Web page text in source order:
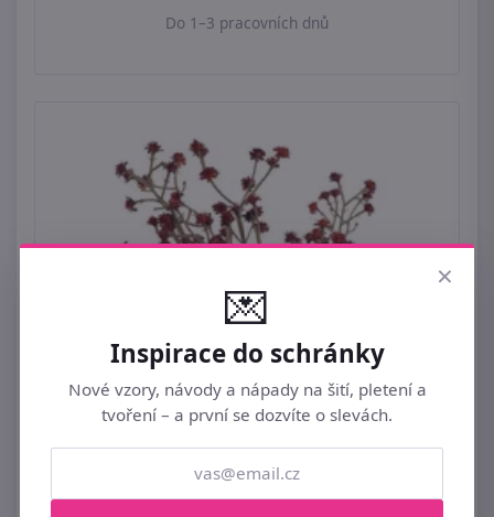
Do 1–3 pracovních dnů
×
💌
Inspirace do schránky
Nové vzory, návody a nápady na šití, pletení a
tvoření – a první se dozvíte o slevách.